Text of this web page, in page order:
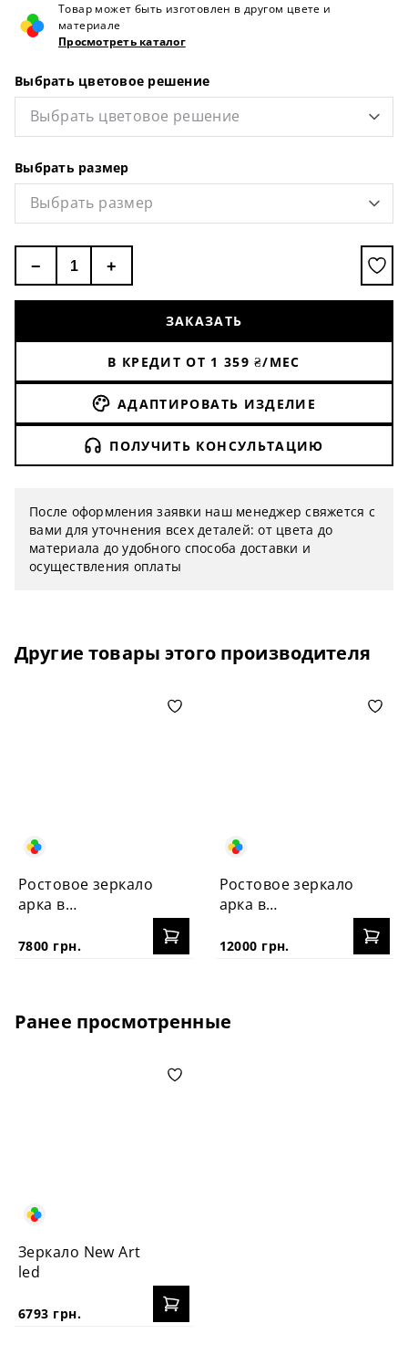
Товар может быть изготовлен в другом цвете и
материале
Просмотреть каталог
Выбрать цветовое решение
Выбрать цветовое решение
Выбрать размер
Выбрать размер
− +
ЗАКАЗАТЬ
В КРЕДИТ ОТ 1 359 ₴/МЕС
АДАПТИРОВАТЬ ИЗДЕЛИЕ
ПОЛУЧИТЬ КОНСУЛЬТАЦИЮ
После оформления заявки наш менеджер свяжется с
вами для уточнения всех деталей: от цвета до
материала до удобного способа доставки и
осуществления оплаты
Другие товары этого производителя
Ростовое зеркало
арка в
7800 грн.
Ростовое зеркало
арка в
LED
12000 грн.
Ранее просмотренные
Зеркало New Art
led
6793 грн.